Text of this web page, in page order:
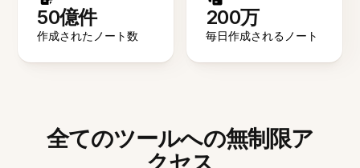
50億件
作成されたノート数
200万
毎日作成されるノート
全てのツールへの無制限ア
クセス